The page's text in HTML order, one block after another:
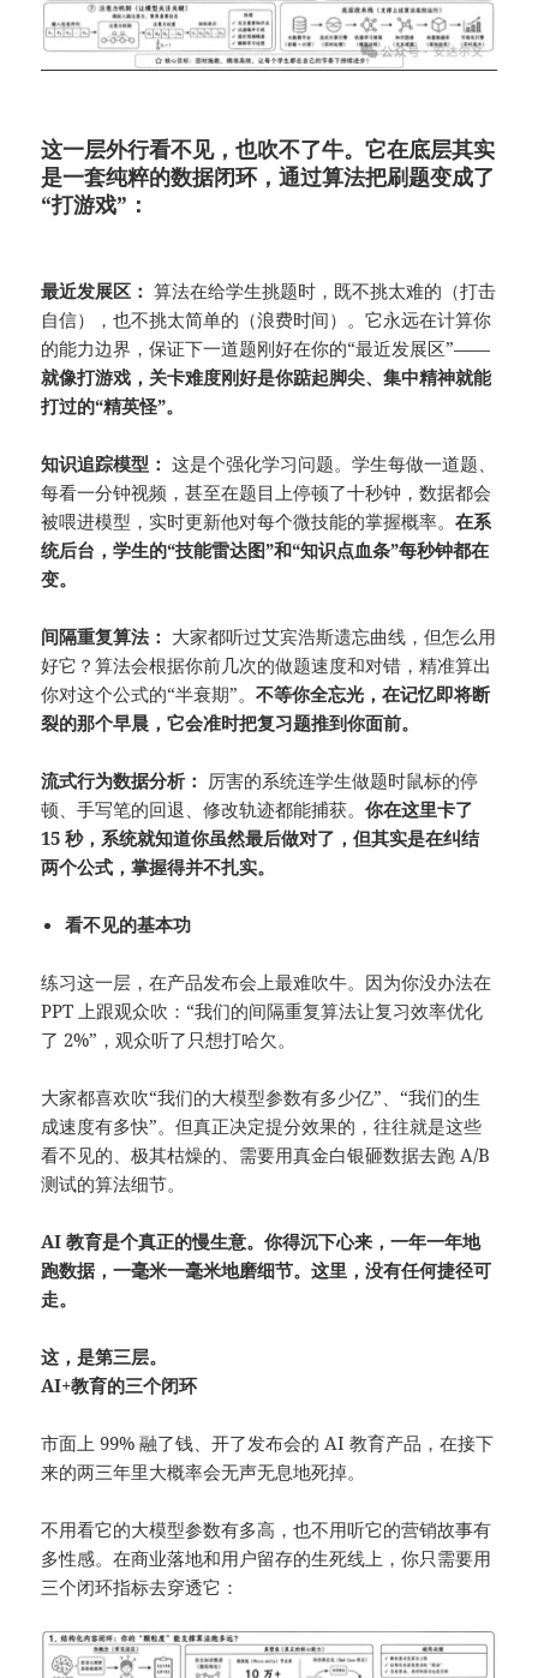
这一层外行看不见，也吹不了牛。它在底层其实
是一套纯粹的数据闭环，通过算法把刷题变成了
“打游戏”：
最近发展区： 算法在给学生挑题时，既不挑太难的（打击
自信），也不挑太简单的（浪费时间）。它永远在计算你
的能力边界，保证下一道题刚好在你的“最近发展区”——
就像打游戏，关卡难度刚好是你踮起脚尖、集中精神就能
打过的“精英怪”。
知识追踪模型： 这是个强化学习问题。学生每做一道题、
每看一分钟视频，甚至在题目上停顿了十秒钟，数据都会
被喂进模型，实时更新他对每个微技能的掌握概率。在系
统后台，学生的“技能雷达图”和“知识点血条”每秒钟都在
变。
间隔重复算法： 大家都听过艾宾浩斯遗忘曲线，但怎么用
好它？算法会根据你前几次的做题速度和对错，精准算出
你对这个公式的“半衰期”。不等你全忘光，在记忆即将断
裂的那个早晨，它会准时把复习题推到你面前。
流式行为数据分析： 厉害的系统连学生做题时鼠标的停
顿、手写笔的回退、修改轨迹都能捕获。你在这里卡了
15 秒，系统就知道你虽然最后做对了，但其实是在纠结
两个公式，掌握得并不扎实。
看不见的基本功
练习这一层，在产品发布会上最难吹牛。因为你没办法在
PPT 上跟观众吹：“我们的间隔重复算法让复习效率优化
了 2%”，观众听了只想打哈欠。
大家都喜欢吹“我们的大模型参数有多少亿”、“我们的生
成速度有多快”。但真正决定提分效果的，往往就是这些
看不见的、极其枯燥的、需要用真金白银砸数据去跑 A/B
测试的算法细节。
AI 教育是个真正的慢生意。你得沉下心来，一年一年地
跑数据，一毫米一毫米地磨细节。这里，没有任何捷径可
走。
这，是第三层。
AI+教育的三个闭环
市面上 99% 融了钱、开了发布会的 AI 教育产品，在接下
来的两三年里大概率会无声无息地死掉。
不用看它的大模型参数有多高，也不用听它的营销故事有
多性感。在商业落地和用户留存的生死线上，你只需要用
三个闭环指标去穿透它：